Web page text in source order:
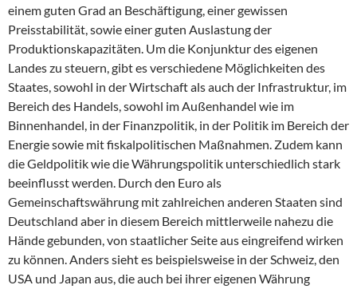
einem guten Grad an Beschäftigung, einer gewissen
Preisstabilität, sowie einer guten Auslastung der
Produktionskapazitäten. Um die Konjunktur des eigenen
Landes zu steuern, gibt es verschiedene Möglichkeiten des
Staates, sowohl in der Wirtschaft als auch der Infrastruktur, im
Bereich des Handels, sowohl im Außenhandel wie im
Binnenhandel, in der Finanzpolitik, in der Politik im Bereich der
Energie sowie mit fiskalpolitischen Maßnahmen. Zudem kann
die Geldpolitik wie die Währungspolitik unterschiedlich stark
beeinflusst werden. Durch den Euro als
Gemeinschaftswährung mit zahlreichen anderen Staaten sind
Deutschland aber in diesem Bereich mittlerweile nahezu die
Hände gebunden, von staatlicher Seite aus eingreifend wirken
zu können. Anders sieht es beispielsweise in der Schweiz, den
USA und Japan aus, die auch bei ihrer eigenen Währung